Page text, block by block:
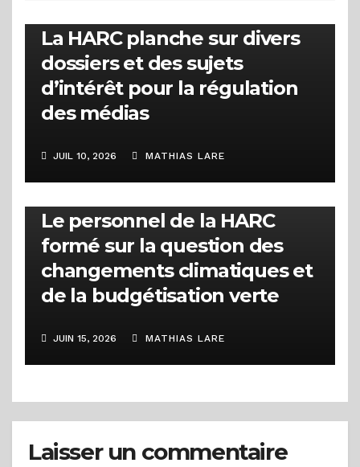
La HARC planche sur divers
dossiers et des sujets
d’intérêt pour la régulation
des médias
JUIL 10, 2026 MATHIAS LARE
Le personnel de la HARC
formé sur la question des
changements climatiques et
de la budgétisation verte
JUIN 15, 2026 MATHIAS LARE
Laisser un commentaire